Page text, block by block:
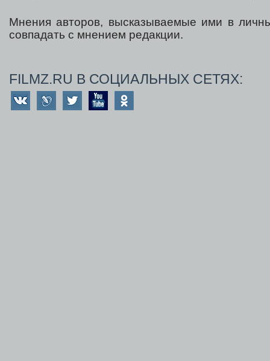
Мнения авторов, высказываемые ими в
совпадать с мнением редакции.
FILMZ.RU В СОЦИАЛЬНЫХ СЕТЯХ: